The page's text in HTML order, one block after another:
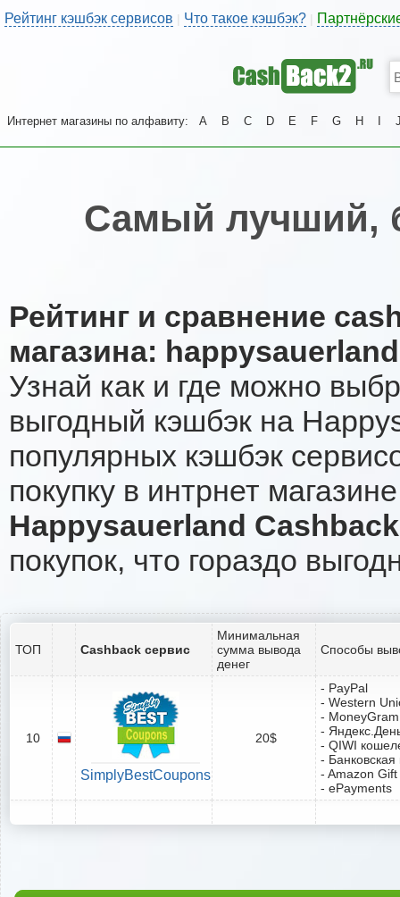
Рейтинг кэшбэк сервисов | Что такое кэшбэк?
Интернет магазины по алфавиту: A B C D E F G H
Самый лучший,
Рейтинг и сравнение
магазина:
Узнай как и где можно
выгодный кэшбэк на
популярных кэшбэк
покупку в интрнет
Happysauerland Cashback
покупок, что гораздо
ТОП Cashback сервис
Минимальная
сумма вывода
денег
Способы
10
SimplyBestCoupons
20$
- PayPal
- Western
- MoneyGram
-
- QIWI
-
- Amazon
- ePayments